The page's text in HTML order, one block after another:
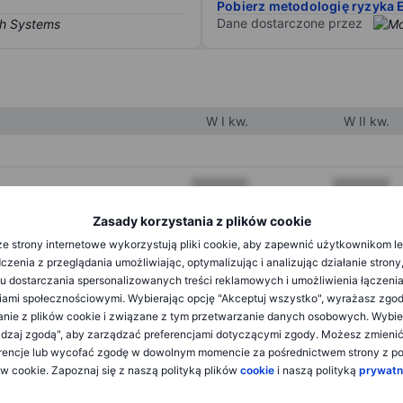
Zasady korzystania z plików cookie
strony internetowe wykorzystują pliki cookie, aby zapewnić użytkownikom
z przeglądania umożliwiając, optymalizując i analizując działanie
dostarczania spersonalizowanych treści reklamowych i umożliwienia
społecznościowymi. Wybierając opcję "Akceptuj wszystko", wyrażasz
z plików cookie i związane z tym przetwarzanie danych osobowych.
zgodą", aby zarządzać preferencjami dotyczącymi zgody. Możesz
lub wycofać zgodę w dowolnym momencie za pośrednictwem strony z
cookie. Zapoznaj się z naszą polityką plików cookie i naszą polityką
Pobierz metodologię ryzyka
Dane dostarczone przez
W I kw. W II kw.
XXXXXXX XXXXXXX
XXXXXXX
XXXXXXX XXXXXXX
XXXXXXX XXXXXXX
XXXXXXX